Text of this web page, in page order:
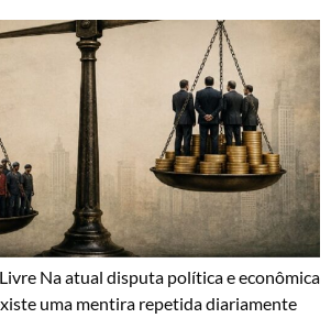
Na atual disputa política e econômica
uma mentira repetida diariamente